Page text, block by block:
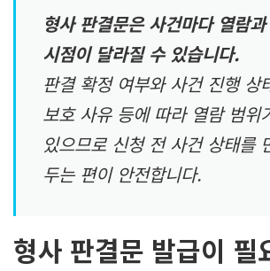
형사 판결문은 사건마다 열람
시점이 달라질 수 있습니다.
판결 확정 여부와 사건 진행 상
보호 사유 등에 따라 열람 범위
있으므로 신청 전 사건 상태를
두는 편이 안전합니다.
형사 판결문 발급이 필